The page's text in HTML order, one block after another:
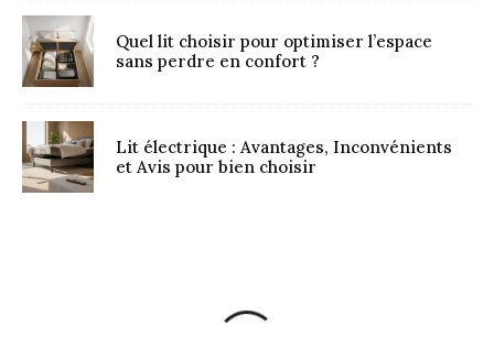
Quel lit choisir pour optimiser l’espace
sans perdre en confort ?
Lit électrique : Avantages, Inconvénients
et Avis pour bien choisir